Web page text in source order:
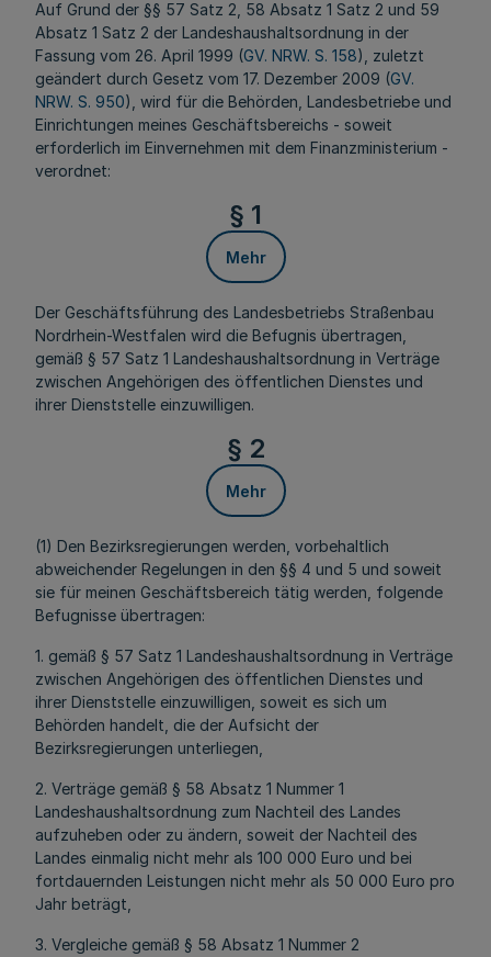
Auf Grund der §§ 57 Satz 2, 58 Absatz 1 Satz 2 und 59
Absatz 1 Satz 2 der Landeshaushaltsordnung in der
Fassung vom 26. April 1999 (GV. NRW. S. 158), zuletzt
geändert durch Gesetz vom 17. Dezember 2009 (GV.
NRW. S. 950), wird für die Behörden, Landesbetriebe und
Einrichtungen meines Geschäftsbereichs - soweit
erforderlich im Einvernehmen mit dem Finanzministerium -
verordnet:
§ 1
Mehr
Der Geschäftsführung des Landesbetriebs Straßenbau
Nordrhein-Westfalen wird die Befugnis übertragen,
gemäß § 57 Satz 1 Landeshaushaltsordnung in Verträge
zwischen Angehörigen des öffentlichen Dienstes und
ihrer Dienststelle einzuwilligen.
§ 2
Mehr
(1) Den Bezirksregierungen werden, vorbehaltlich
abweichender Regelungen in den §§ 4 und 5 und soweit
sie für meinen Geschäftsbereich tätig werden, folgende
Befugnisse übertragen:
1. gemäß § 57 Satz 1 Landeshaushaltsordnung in Verträge
zwischen Angehörigen des öffentlichen Dienstes und
ihrer Dienststelle einzuwilligen, soweit es sich um
Behörden handelt, die der Aufsicht der
Bezirksregierungen unterliegen,
2. Verträge gemäß § 58 Absatz 1 Nummer 1
Landeshaushaltsordnung zum Nachteil des Landes
aufzuheben oder zu ändern, soweit der Nachteil des
Landes einmalig nicht mehr als 100 000 Euro und bei
fortdauernden Leistungen nicht mehr als 50 000 Euro pro
Jahr beträgt,
3. Vergleiche gemäß § 58 Absatz 1 Nummer 2